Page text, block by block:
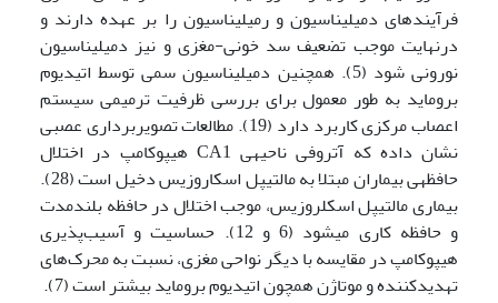
فرآیندهای دمیلیناسیون و رمیلیناسیون را بر عهده دارند و
درنهایت موجب تضعیف سد خونی-مغزی و نیز دمیلیناسیون
نورونی ‌شود (5). همچنین دمیلیناسیون سمی توسط اتیدیوم
بروماید به طور معمول برای بررسی ظرفیت ترمیمی سیستم
اعصاب مرکزی کاربرد دارد (19). مطالعات تصویربرداری عصبی
نشان داده که آتروفی ناحیه­ی CA1 هیپوکامپ در اختلال
حافظه­ی بیماران مبتلا به مالتیپل اسکاروزیس دخیل است (28).
بیماری مالتیپل اسکلروزیس، موجب اختلال در حافظه بلندمدت
و حافظه کاری می­شود (6 و 12). حساسیت و آسیب‌پذیری
هیپوکامپ در مقایسه با دیگر نواحی مغزی، نسبت به محرک‌های
تهدیدکننده و موتاژن همچون اتیدیوم بروماید بیشتر است (7).